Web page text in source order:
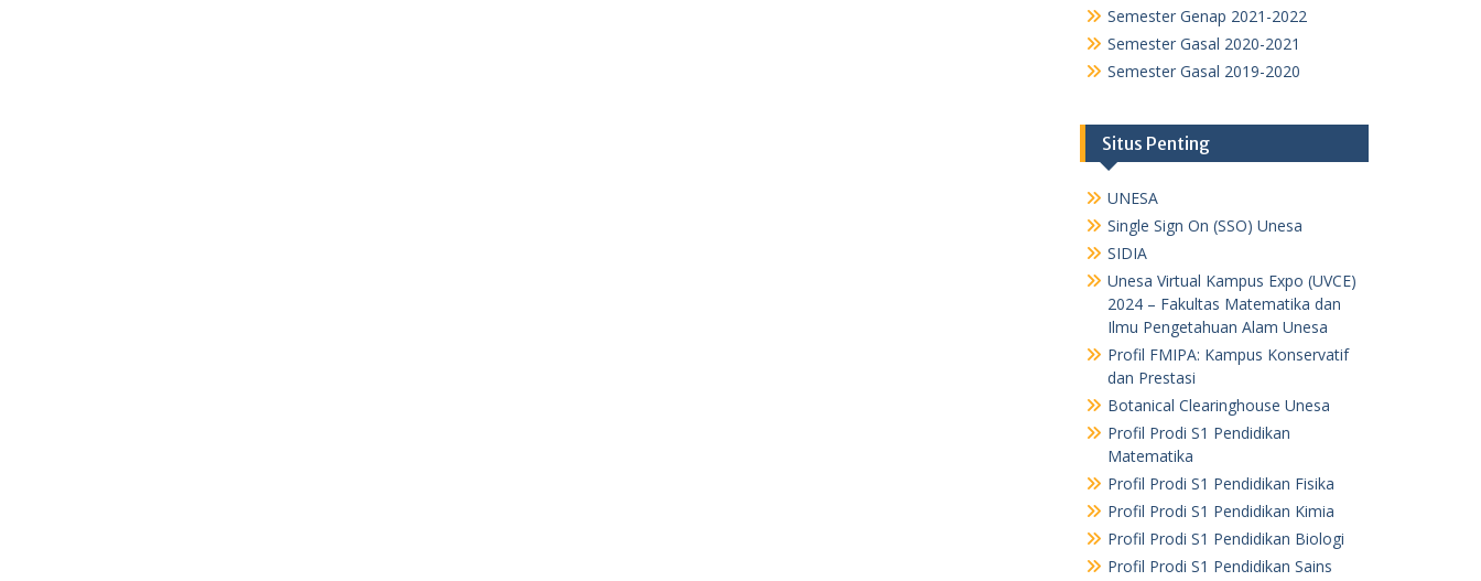
Semester Genap 2021-2022
Semester Gasal 2020-2021
Semester Gasal 2019-2020
Situs Penting
UNESA
Single Sign On (SSO) Unesa
SIDIA
Unesa Virtual Kampus Expo (UVCE)
2024 – Fakultas Matematika dan
Ilmu Pengetahuan Alam Unesa
Profil FMIPA: Kampus Konservatif
dan Prestasi
Botanical Clearinghouse Unesa
Profil Prodi S1 Pendidikan
Matematika
Profil Prodi S1 Pendidikan Fisika
Profil Prodi S1 Pendidikan Kimia
Profil Prodi S1 Pendidikan Biologi
Profil Prodi S1 Pendidikan Sains